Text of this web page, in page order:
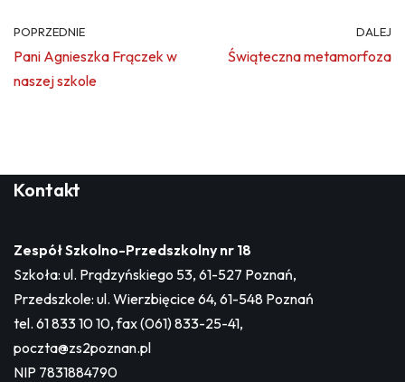
POPRZEDNIE
Pani Agnieszka Frączek w
naszej szkole
DALEJ
Świąteczna metamorfoza
Kontakt
Zespół Szkolno-Przedszkolny nr 18
Szkoła: ul. Prądzyńskiego 53, 61-527 Poznań,
Przedszkole: ul. Wierzbięcice 64, 61-548 Poznań
tel. 61 833 10 10, fax (061) 833-25-41,
poczta@zs2poznan.pl
NIP 7831884790